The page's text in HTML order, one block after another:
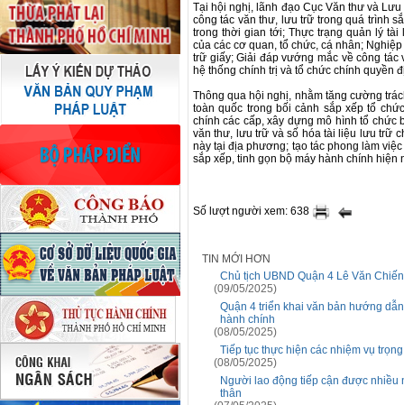
Tại hội nghị, lãnh đạo Cục Văn thư và
công tác văn thư, lưu trữ trong quá trình
trong thời gian tới; Thực trạng quản lý
của các cơ quan, tổ chức, cá nhân;
trữ giấy; Giải đáp vướng mắc về công
hệ thống chính trị và tổ chức chính quyền
Thông qua hội nghị, nhằm tăng cường
toàn quốc trong bối cảnh sắp xếp tổ
chính các cấp, xây dựng mô hình tổ
văn thư, lưu trữ và số hóa tài liệu lưu trữ
này tại địa phương; tạo tác phong làm
sắp xếp, tinh gọn bộ máy hành chính hiện
Số lượt người xem: 638
TIN MỚI HƠN
Chủ tịch UBND Quận 4 Lê Văn
(09/05/2025)
Quận 4 triển khai văn bản hướng
hành chính
(08/05/2025)
Tiếp tục thực hiện các nhiệm vụ
(08/05/2025)
Người lao động tiếp cận được nhiều
thân